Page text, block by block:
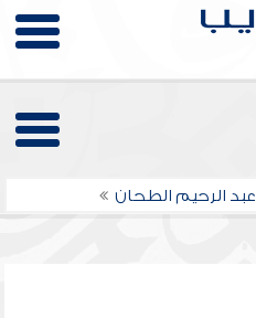
عبد الرحيم الطحان